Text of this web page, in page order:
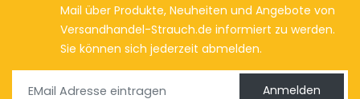
Mail über Produkte, Neuheiten und Angebote von
Versandhandel-Strauch.de informiert zu werden.
Sie können sich jederzeit abmelden.
Anmelden